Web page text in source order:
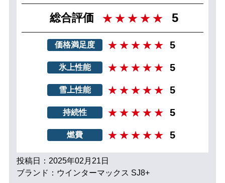
総合評価 5
価格満足度 5
氷上性能 5
雪上性能 5
持続性 5
燃費 5
投稿日：2025年02月21日
ブランド：ウインターマックス SJ8+